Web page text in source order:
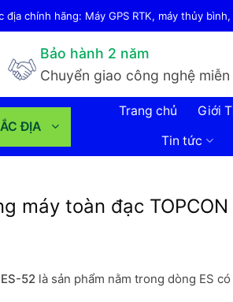
địa chính hãng: Máy GPS RTK, máy thủy
Bảo hành 2 năm
Chuyển giao công nghệ
ĐỊA
Trang chủ Giới
Tin tức
máy toàn đạc
52 là sản phẩm nằm trong dòng ES